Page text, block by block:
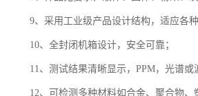
9、采用工业级产品设计结构，适应各
10、全封闭机箱设计，安全可靠；
11、测试结果清晰显示，PPM，光谱或
12、可检测多种材料如合金、聚合物、